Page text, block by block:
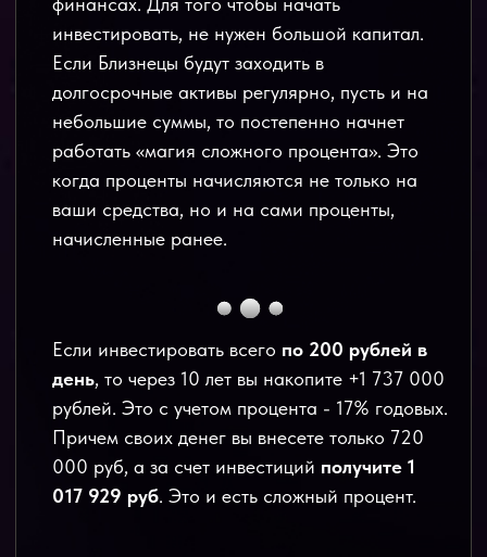
телеграм-канал,которого нет в открытом
доступе
3 коротких урока
в записи. Можно
смотреть в любое удобное время, ставить
на паузу и пересматривать
3 простых домашних задания,
закрепить материал
разборсамых частых вопросов новичков
возможность принять участие в
розыгрыше призов
❗️Доступ в канал закрою 31 января в 21:00 по
первое действие, чтобы прогнозы из
ЗАРЕГИСТРИРОВАТЬСЯ